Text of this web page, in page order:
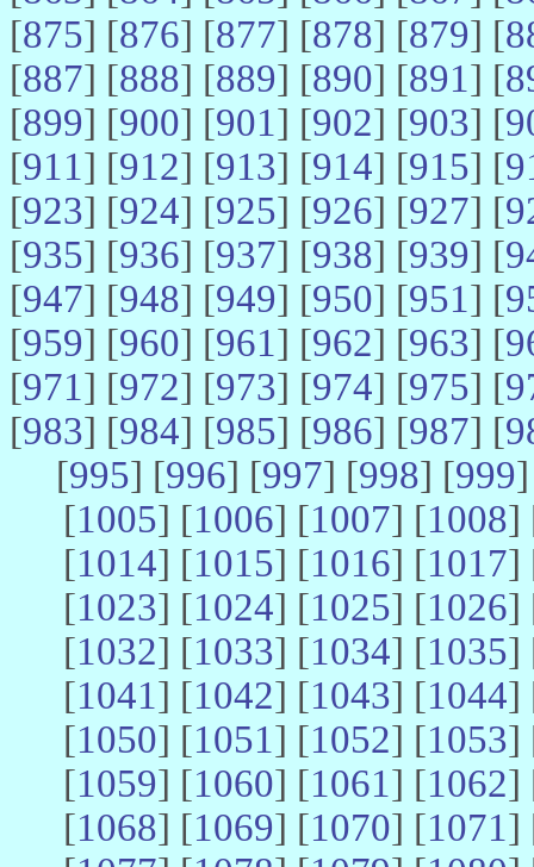
[875] [876] [877] [878] [879] [
[887] [888] [889] [890] [891] [
[899] [900] [901] [902] [903] [
[911] [912] [913] [914] [915] [
[923] [924] [925] [926] [927] [
[935] [936] [937] [938] [939] [
[947] [948] [949] [950] [951] [
[959] [960] [961] [962] [963] [
[971] [972] [973] [974] [975] [
[983] [984] [985] [986] [987] [
[995] [996] [997] [998] [999
[1005] [1006] [1007] [1008]
[1014] [1015] [1016] [1017]
[1023] [1024] [1025] [1026]
[1032] [1033] [1034] [1035]
[1041] [1042] [1043] [1044]
[1050] [1051] [1052] [1053]
[1059] [1060] [1061] [1062]
[1068] [1069] [1070] [1071]